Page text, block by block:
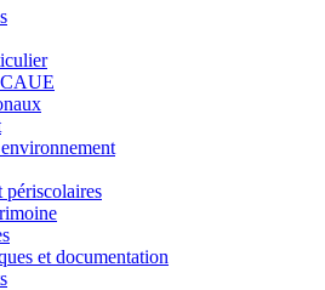
CAUE
périscolaires
et documentation